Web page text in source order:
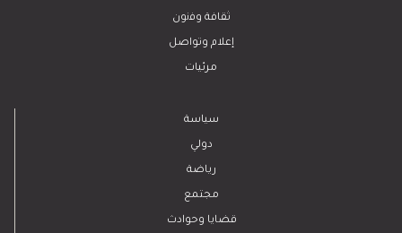
ﺛﻘﺎﻓﺔ وﻓﻧون
إعلام وتواصل
مرئيات
سياسة
دولي
رياضة
مجتمع
قضايا وحوادث